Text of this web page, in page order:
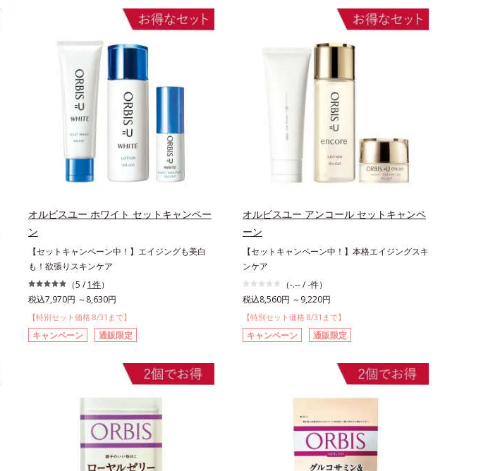
オルビスユー ホワイト セットキャンペー
ン
【セットキャンペーン中！】エイジングも美白
も！欲張りスキンケア
（5 / 1件）
税込7,970円 ～8,630円
【特別セット価格 8/31まで】
キャンペーン 通販限定
オルビスユー アンコール セットキャンペ
ーン
【セットキャンペーン中！】本格エイジングスキ
ンケア
（-.-- / -件）
税込8,560円 ～9,220円
【特別セット価格 8/31まで】
キャンペーン 通販限定